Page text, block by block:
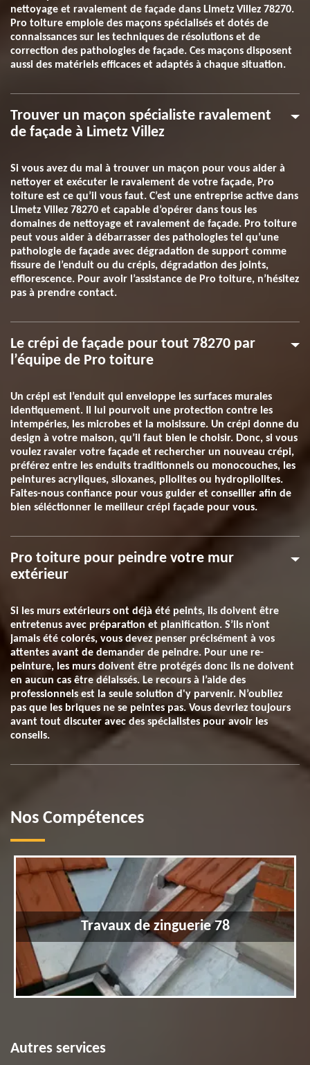
nettoyage et ravalement de façade dans Limetz Villez 78270.
Pro toiture emploie des maçons spécialisés et dotés de
connaissances sur les techniques de résolutions et de
correction des pathologies de façade. Ces maçons disposent
aussi des matériels efficaces et adaptés à chaque situation.
Trouver un maçon spécialiste ravalement
de façade à Limetz Villez
Si vous avez du mal à trouver un maçon pour vous aider à
nettoyer et exécuter le ravalement de votre façade, Pro
toiture est ce qu’il vous faut. C’est une entreprise active dans
Limetz Villez 78270 et capable d’opérer dans tous les
domaines de nettoyage et ravalement de façade. Pro toiture
peut vous aider à débarrasser des pathologies tel qu’une
pathologie de façade avec dégradation de support comme
fissure de l’enduit ou du crépis, dégradation des joints,
efflorescence. Pour avoir l’assistance de Pro toiture, n’hésitez
pas à prendre contact.
Le crépi de façade pour tout 78270 par
l’équipe de Pro toiture
Un crépi est l’enduit qui enveloppe les surfaces murales
identiquement. Il lui pourvoit une protection contre les
intempéries, les microbes et la moisissure. Un crépi donne du
design à votre maison, qu’il faut bien le choisir. Donc, si vous
voulez ravaler votre façade et rechercher un nouveau crépi,
préférez entre les enduits traditionnels ou monocouches, les
peintures acryliques, siloxanes, pliolites ou hydropliolites.
Faites-nous confiance pour vous guider et conseiller afin de
bien séléctionner le meilleur crépi façade pour vous.
Pro toiture pour peindre votre mur
extérieur
Si les murs extérieurs ont déjà été peints, ils doivent être
entretenus avec préparation et planification. S’ils n'ont
jamais été colorés, vous devez penser précisément à vos
attentes avant de demander de peindre. Pour une re-
peinture, les murs doivent être protégés donc ils ne doivent
en aucun cas être délaissés. Le recours à l’aide des
professionnels est la seule solution d'y parvenir. N’oubliez
pas que les briques ne se peintes pas. Vous devriez toujours
avant tout discuter avec des spécialistes pour avoir les
conseils.
Nos Compétences
Travaux de zinguerie 78
Autres services